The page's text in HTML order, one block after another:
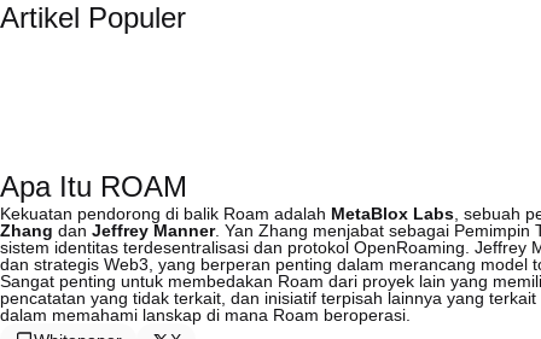
Artikel Populer
Apa Itu ROAM
Kekuatan pendorong di balik Roam adalah MetaBlox Labs , sebuah
Zhang dan Jeffrey Manner. Yan Zhang menjabat sebagai Pemimpin
sistem identitas terdesentralisasi dan protokol OpenRoaming. Jeffrey
dan strategis Web3, yang berperan penting dalam merancang
Sangat penting untuk membedakan Roam dari proyek lain yang
pencatatan yang tidak terkait, dan inisiatif terpisah lainnya yang
dalam memahami lanskap di mana Roam beroperasi.